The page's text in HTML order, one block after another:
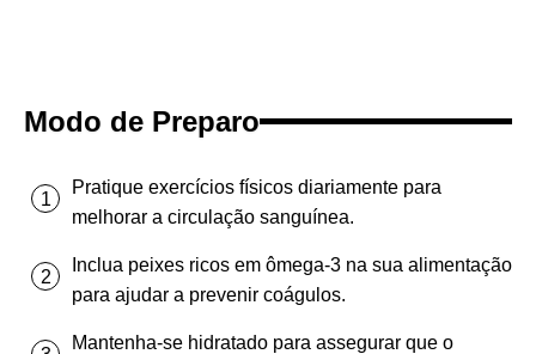
Modo de Preparo
Pratique exercícios físicos diariamente para
melhorar a circulação sanguínea.
Inclua peixes ricos em ômega-3 na sua alimentação
para ajudar a prevenir coágulos.
Mantenha-se hidratado para assegurar que o